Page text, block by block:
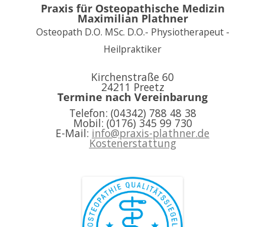
Praxis für Osteopathische Medizin
Maximilian Plathner
Osteopath D.O. MSc. D.O.- Physiotherapeut -
Heilpraktiker
Kirchenstraße 60
24211 Preetz
Termine nach Vereinbarung
Telefon: (04342) 788 48 38
Mobil: (0176) 345 99 730
E-Mail: info@praxis-plathner.de
Kostenerstattung